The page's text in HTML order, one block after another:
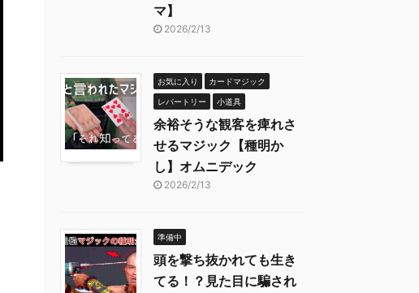
マ】
2026/2/13
お気に入り カードマジック
レパートリー 小道具
余裕そうな観客を痺れさ
せるマジック【種明か
し】オムニデック
2026/2/13
準備中
頭を撃ち抜かれても生き
てる！？見た目に騙され